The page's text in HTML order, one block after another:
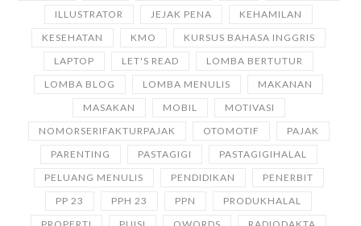
ILLUSTRATOR
JEJAK PENA
KEHAMILAN
KESEHATAN
KMO
KURSUS BAHASA INGGRIS
LAPTOP
LET'S READ
LOMBA BERTUTUR
LOMBA BLOG
LOMBA MENULIS
MAKANAN
MASAKAN
MOBIL
MOTIVASI
NOMORSERIFAKTURPAJAK
OTOMOTIF
PAJAK
PARENTING
PASTAGIGI
PASTAGIGIHALAL
PELUANG MENULIS
PENDIDIKAN
PENERBIT
PP 23
PPH 23 PPN
PRODUKHALAL